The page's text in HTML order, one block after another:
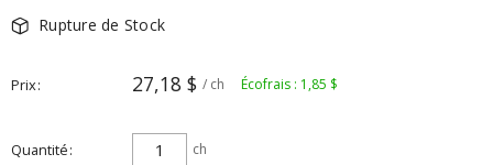
Rupture de Stock
Prix 27,18 $ / ch Écofrais : 1,85 $
Quantité ch